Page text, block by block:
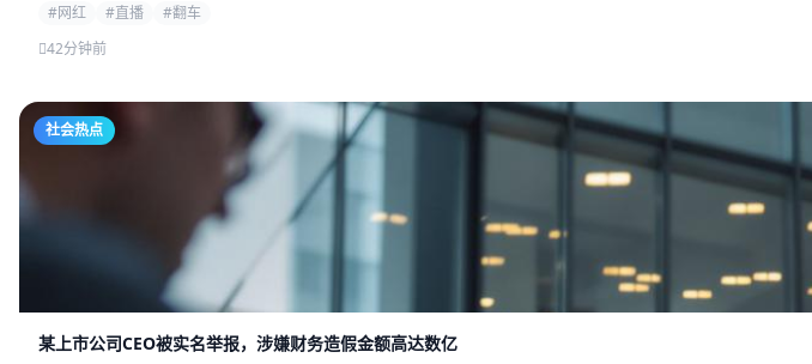
#网红
#直播
#翻车
42分钟前
社会热点
某上市公司CEO被实名举报，涉嫌财务造假金额高达数亿